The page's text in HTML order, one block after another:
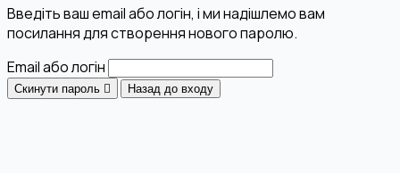
Введіть ваш email або логін, і ми надішлемо вам
посилання для створення нового паролю.
Email або логін
Скинути пароль Назад до входу